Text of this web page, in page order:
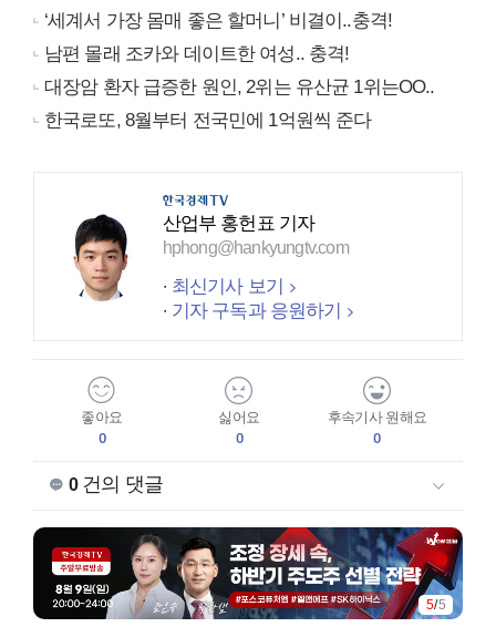
‘세계서 가장 몸매 좋은 할머니’ 비결이..충격!
남편 몰래 조카와 데이트한 여성.. 충격!
대장암 환자 급증한 원인, 2위는 유산균 1위는OO..
한국로또, 8월부터 전국민에 1억원씩 준다
산업부 홍헌표 기자
hphong@hankyungtv.com
최신기사 보기
기자 구독과 응원하기
좋아요
0
싫어요
0
후속기사 원해요
0
0건의 댓글
5/5